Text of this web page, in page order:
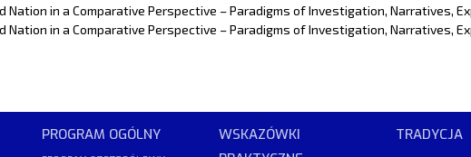
in a Comparative Perspective – Paradigms of Investigation, Narratives,
in a Comparative Perspective – Paradigms of Investigation, Narratives,
PROGRAM OGÓLNY
WSKAZÓWKI
TRADYCJA